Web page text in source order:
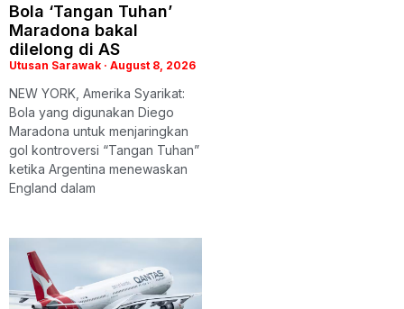
Bola ‘Tangan Tuhan’
Maradona bakal
dilelong di AS
Utusan Sarawak August 8, 2026
NEW YORK, Amerika Syarikat:
Bola yang digunakan Diego
Maradona untuk menjaringkan
gol kontroversi “Tangan Tuhan”
ketika Argentina menewaskan
England dalam